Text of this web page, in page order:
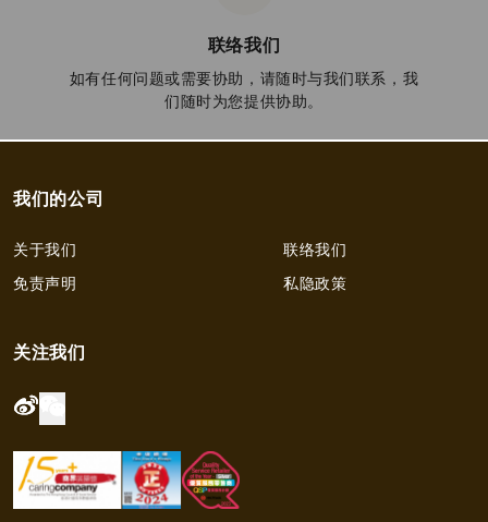
联络我们
如有任何问题或需要协助，请随时与我们联系，我
们随时为您提供协助。
我们的公司
关于我们
联络我们
免责声明
私隐政策
关注我们